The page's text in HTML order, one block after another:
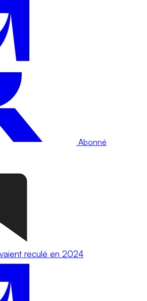
Abonné
reculé en 2024